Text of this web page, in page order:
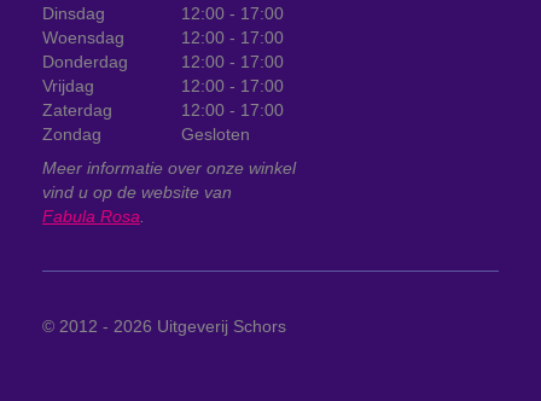
Dinsdag
12:00 - 17:00
Woensdag
12:00 - 17:00
Donderdag
12:00 - 17:00
Vrijdag
12:00 - 17:00
Zaterdag
12:00 - 17:00
Zondag
Gesloten
Meer informatie over onze winkel
vind u op de website van
Fabula Rosa
© 2012 - 2026 Uitgeverij Schors